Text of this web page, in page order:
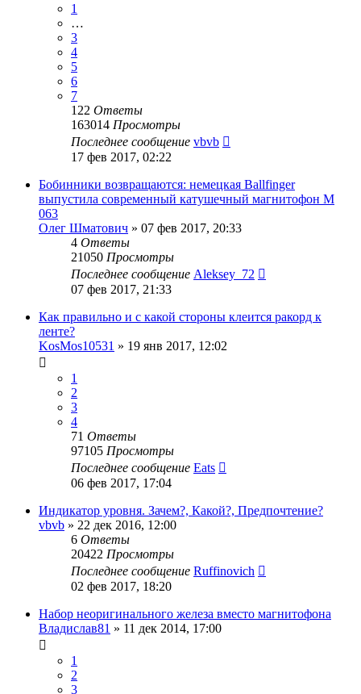
1
…
3
4
5
6
7
122 Ответы
163014 Просмотры
Последнее сообщение vbvb
17 фев 2017, 02:22
Бобинники возвращаются: немецкая Ballfinger
выпустила современный катушечный магнитофон M
063
Олег Шматович » 07 фев 2017, 20:33
4 Ответы
21050 Просмотры
Последнее сообщение Aleksey_72
07 фев 2017, 21:33
Как правильно и с какой стороны клеится ракорд к
ленте?
KosMos10531 » 19 янв 2017, 12:02
1
2
3
4
71 Ответы
97105 Просмотры
Последнее сообщение Eats
06 фев 2017, 17:04
Индикатор уровня. Зачем?, Какой?, Предпочтение?
vbvb » 22 дек 2016, 12:00
6 Ответы
20422 Просмотры
Последнее сообщение Ruffinovich
02 фев 2017, 18:20
Набор неоригинального железа вместо магнитофона
Владислав81 » 11 дек 2014, 17:00
1
2
3